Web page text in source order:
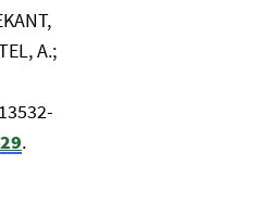
A.;
.